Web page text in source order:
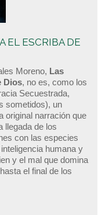
EL ESCRIBA DE
Moreno, Las
Dios, no es, como los
Secuestrada,
sometidos), un
original narración que
llegada de los
con las especies
humana y
y el mal que domina
el final de los